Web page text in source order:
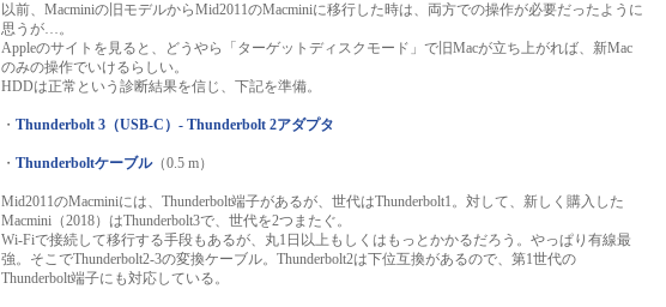
以前、Macminiの旧モデルからMid2011のMacminiに移行した時は、両方での操作が必要だったように
思うが…。
Appleのサイトを見ると、どうやら「ターゲットディスクモード」で旧Macが立ち上がれば、新Mac
のみの操作でいけるらしい。
HDDは正常という診断結果を信じ、下記を準備。
・ Thunderbolt 3（USB-C）- Thunderbolt 2アダプタ
・ Thunderboltケーブル（0.5 m）
Mid2011のMacminiには、Thunderbolt端子があるが、世代はThunderbolt1。対して、新しく購入した
Macmini（2018）はThunderbolt3で、世代を2つまたぐ。
Wi-Fiで接続して移行する手段もあるが、丸1日以上もしくはもっとかかるだろう。やっぱり有線最
強。そこでThunderbolt2-3の変換ケーブル。Thunderbolt2は下位互換があるので、第1世代の
Thunderbolt端子にも対応している。